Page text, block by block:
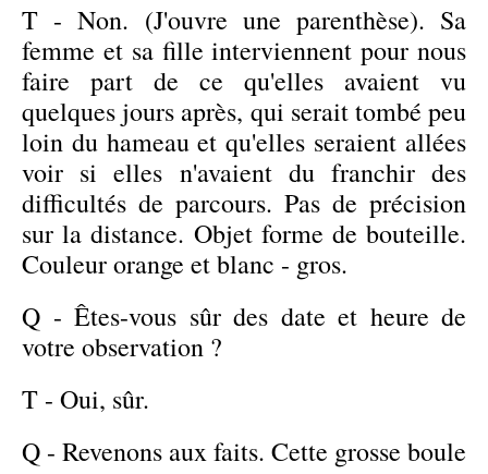
T - Non. (J'ouvre une parenthèse). Sa
femme et sa fille interviennent pour nous
faire part de ce qu'elles avaient vu
quelques jours après, qui serait tombé peu
loin du hameau et qu'elles seraient allées
voir si elles n'avaient du franchir des
difficultés de parcours. Pas de précision
sur la distance. Objet forme de bouteille.
Couleur orange et blanc - gros.
Q - Êtes-vous sûr des date et heure de
votre observation ?
T - Oui, sûr.
Q - Revenons aux faits. Cette grosse boule